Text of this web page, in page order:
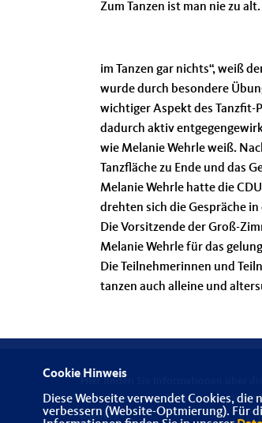
Zum Tanzen ist man nie zu alt.
im Tanzen gar nichts“, weiß
wurde durch besondere
wichtiger Aspekt des Tanzfit-
dadurch aktiv
wie Melanie Wehrle weiß.
Tanzfläche zu Ende und das
Melanie Wehrle hatte die
drehten sich die Gespräche
Die Vorsitzende der Groß-
Melanie Wehrle für das
Die Teilnehmerinnen und
tanzen auch alleine und
Kreisvereinigung der Senioren-Union
Dieburg
Cookie Hinweis
Diese Webseite verwendet Cookies,
verbessern (Website-Optmierung). Für